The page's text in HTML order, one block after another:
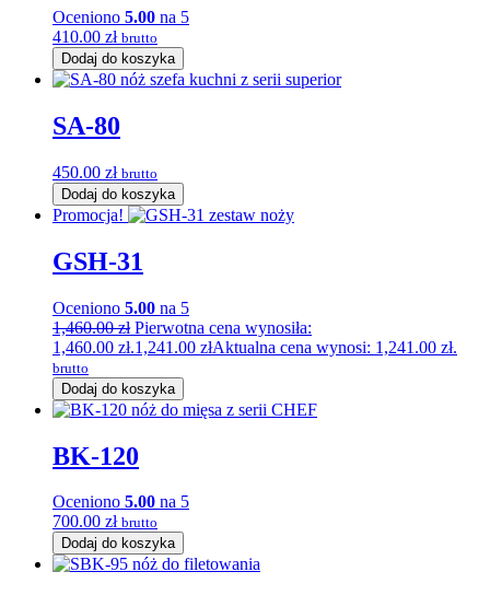
Oceniono 5.00 na 5
410.00 zł brutto
Dodaj do koszyka
SA-80
450.00 zł brutto
Dodaj do koszyka
Promocja!
GSH-31
Oceniono 5.00 na 5
1,460.00zł Pierwotna cena wynosiła:
1,460.00 zł.1,241.00 złAktualna cena wynosi: 1,241.00 zł.
brutto
Dodaj do koszyka
BK-120
Oceniono 5.00 na 5
700.00 zł brutto
Dodaj do koszyka